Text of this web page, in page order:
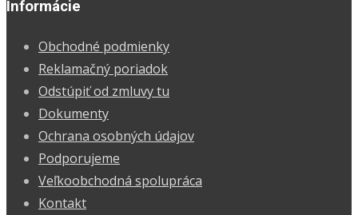
Informácie
Obchodné podmienky
Reklamačný poriadok
Odstúpiť od zmluvy tu
Dokumenty
Ochrana osobných údajov
Podporujeme
Veľkoobchodná spolupráca
Kontakt